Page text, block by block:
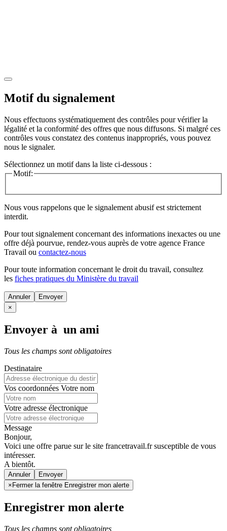
Motif du signalement
Nous effectuons systématiquement des contrôles pour vérifier la
légalité et la conformité des offres que nous diffusons. Si malgré ces
contrôles vous constatez des contenus inappropriés, vous pouvez
nous le signaler.
Sélectionnez un motif dans la liste ci-dessous :
Motif:
Nous vous rappelons que le signalement abusif est strictement
interdit.
Pour tout signalement concernant des informations inexactes ou une
offre déjà pourvue, rendez-vous auprès de votre agence France
Travail ou contactez-nous
Pour toute information concernant le droit du travail, consultez
les fiches pratiques du Ministère du travail
Annuler
×
Envoyer à un ami
Tous les champs sont obligatoires
Destinataire
Vos coordonnées Votre nom
Votre adresse électronique
Message
Bonjour,
Voici une offre parue sur le site francetravail.fr susceptible de vous
intéresser.
A bientôt.
Annuler
× Fermer la fenêtre Enregistrer mon alerte
Enregistrer mon alerte
Tous les champs sont obligatoires